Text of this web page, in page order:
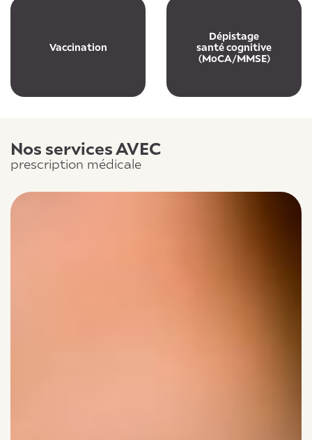
Vaccination
Dépistage
santé cognitive
(MoCA/MMSE)
Nos services AVEC
prescription médicale